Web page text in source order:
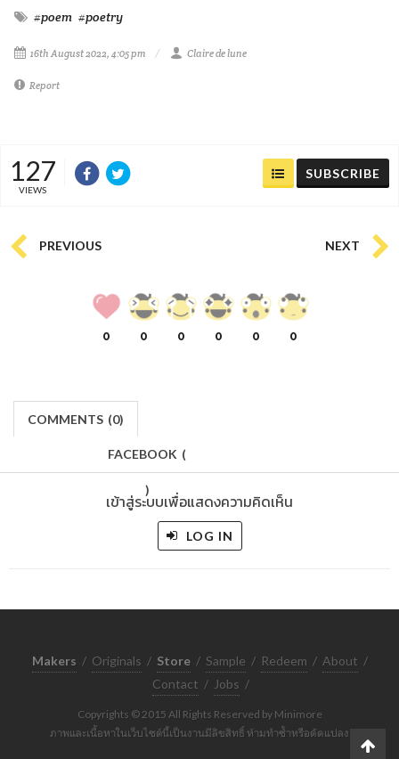
#poem #poetry
16th August 2022, 4:05 pm Claire de lune
Report
127
VIEWS
SUBSCRIBE
PREVIOUS NEXT
0 0 0 0 0 0
COMMENTS (0)
FACEBOOK (
)
เข้าสู่ระบบเพื่อแสดงความคิดเห็น
LOG IN
Makers / Originals / Store / Sample / Redeem / About /
Contact / Jobs /
Copyrights © 2015 All Rights Reserved by Minimore
ภาพและเนื้อหาในเว็บไซต์นี้เป็นงานมีลิขสิทธิ์ ห้ามทำซ้ำหรือดัดแปลง